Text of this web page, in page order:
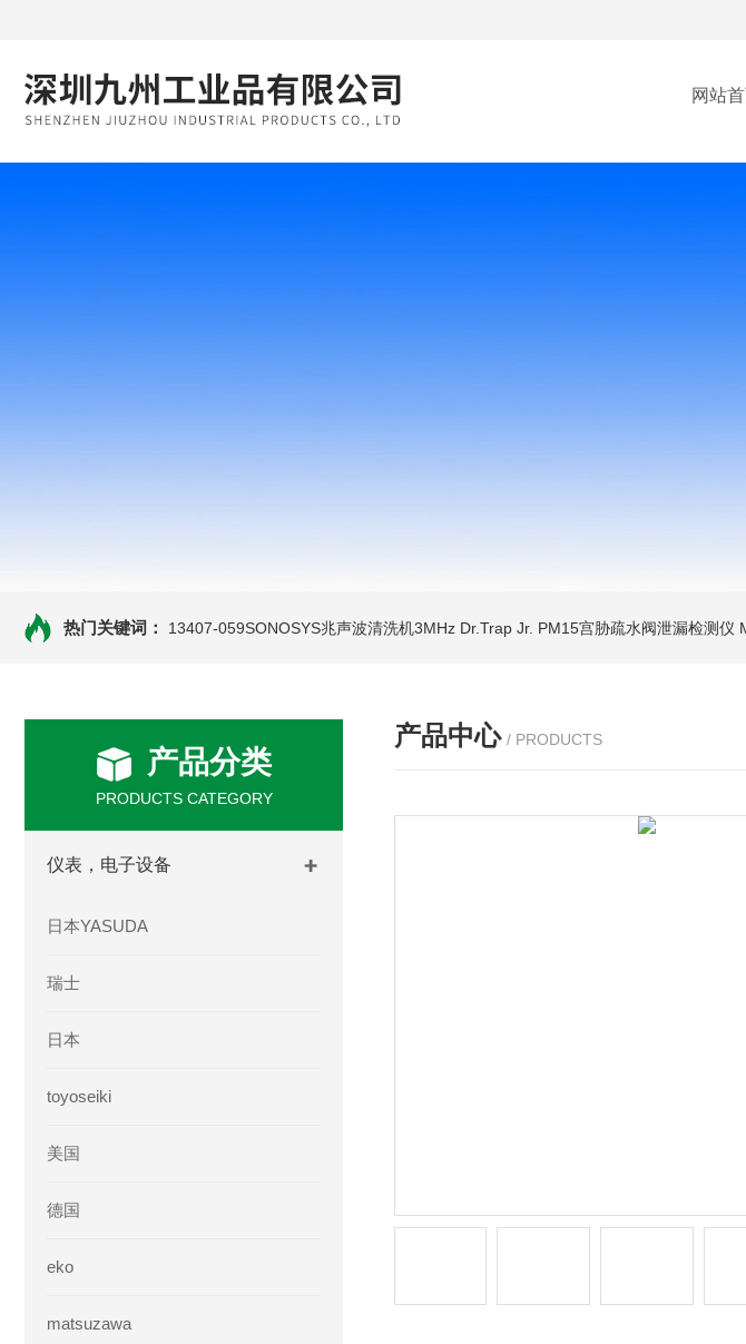
网站
热门关键词： 13407-059SONOSYS兆声波清洗机3MHz Dr.Trap Jr. PM15宫胁疏水阀泄漏检测仪
产品分类
PRODUCTS CATEGORY
仪表，电子设备
日本YASUDA
瑞士
日本
toyoseiki
美国
德国
eko
matsuzawa
产品中心 / PRODUCTS